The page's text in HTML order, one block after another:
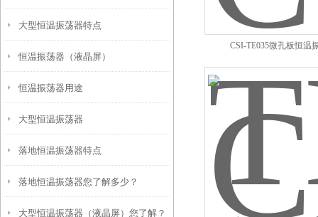
大型恒温振荡器特点
恒温振荡器（液晶屏）
恒温振荡器用途
大型恒温振荡器
落地恒温振荡器特点
落地恒温振荡器您了解多少？
大型恒温振荡器（液晶屏）您了解？
CSI-TE035微孔板恒温